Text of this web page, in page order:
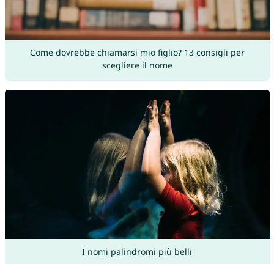
Come dovrebbe chiamarsi mio figlio? 13 consigli per
scegliere il nome
I nomi palindromi più belli